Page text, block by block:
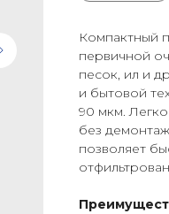
Компактный
первичной
песок, ил и
и бытовой
90 мкм.
без
позволяет